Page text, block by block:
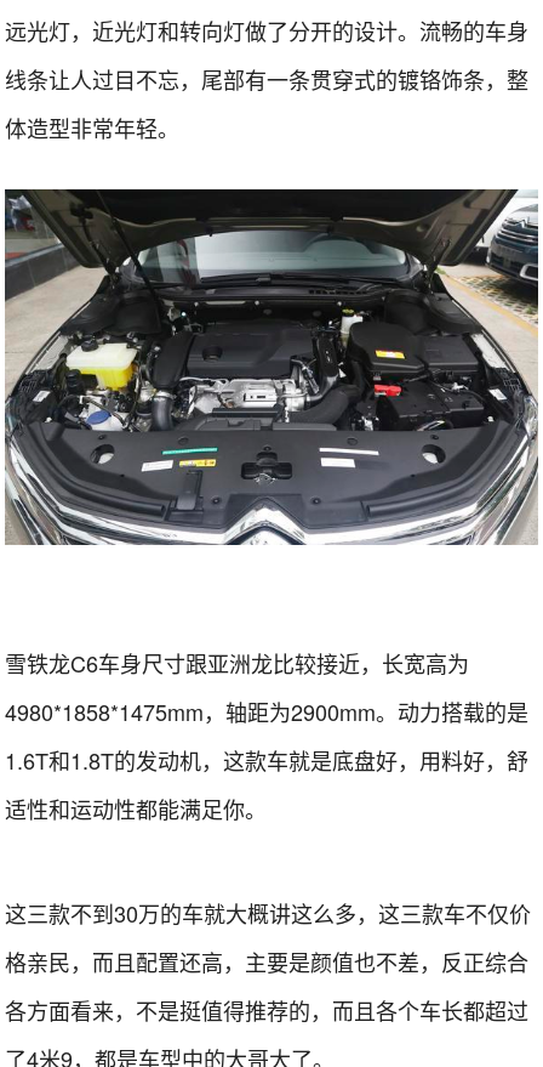
远光灯，近光灯和转向灯做了分开的设计。流畅的车身
线条让人过目不忘，尾部有一条贯穿式的镀铬饰条，整
体造型非常年轻。
雪铁龙C6车身尺寸跟亚洲龙比较接近，长宽高为
4980*1858*1475mm，轴距为2900mm。动力搭载的是
1.6T和1.8T的发动机，这款车就是底盘好，用料好，舒
适性和运动性都能满足你。
这三款不到30万的车就大概讲这么多，这三款车不仅价
格亲民，而且配置还高，主要是颜值也不差，反正综合
各方面看来，不是挺值得推荐的，而且各个车长都超过
了4米9，都是车型中的大哥大了。